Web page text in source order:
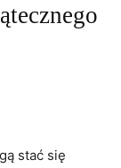
stać się